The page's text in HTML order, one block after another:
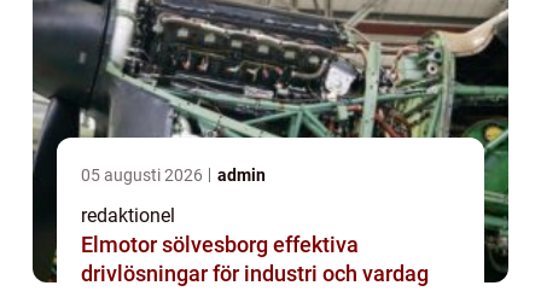
05 augusti 2026 admin
redaktionel
Elmotor sölvesborg effektiva
drivlösningar för industri och vardag